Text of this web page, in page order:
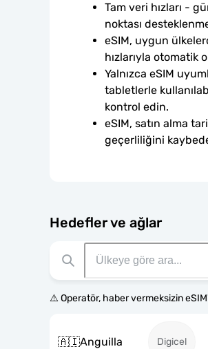
Tam veri hızları -
noktası
eSIM, uygun
hızlarıyla otomatik
Yalnızca eSIM
tabletlerle
kontrol edin.
eSIM, satın alma
geçerliliğini
Hedefler ve ağlar
⚠️ Operatör, haber vermeksizin
🇦🇮Anguilla Digicel